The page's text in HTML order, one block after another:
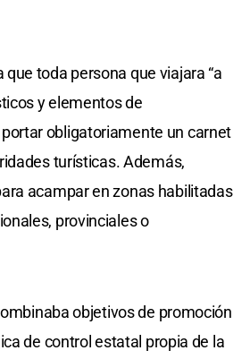
toda persona que viajara “a
y elementos de
obligatoriamente un carnet
turísticas. Además,
acampar en zonas habilitadas
provinciales o
objetivos de promoción
de control estatal propia de la